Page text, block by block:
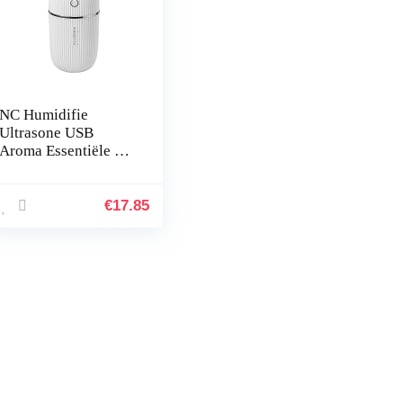
NC Humidifie
Ultrasone USB
Aroma Essentiële en
€17.85